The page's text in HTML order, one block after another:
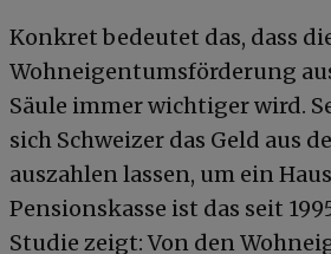
Konkret bedeutet das, dass
Wohneigentumsförderung
Säule immer wichtiger wird.
sich Schweizer das Geld aus
auszahlen lassen, um ein
Pensionskasse ist das seit
Studie zeigt: Von den